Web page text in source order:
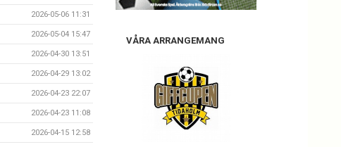
2026-05-06 11:31
2026-05-04 15:47
2026-04-30 13:51
2026-04-29 13:02
2026-04-23 22:07
2026-04-23 11:08
2026-04-15 12:58
VÅRA ARRANGEMANG